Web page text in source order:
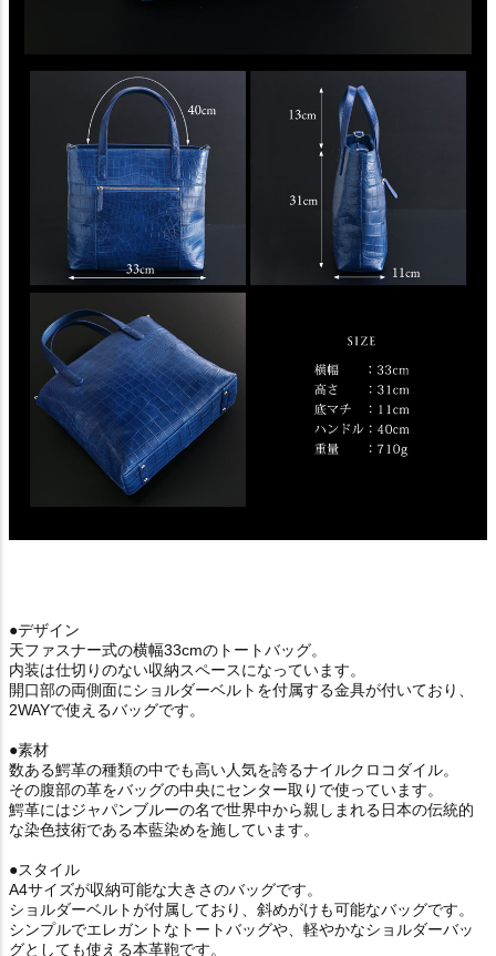
●デザイン
天ファスナー式の横幅33cmのトートバッグ。
内装は仕切りのない収納スペースになっています。
開口部の両側面にショルダーベルトを付属する金具が付いており、
2WAYで使えるバッグです。
●素材
数ある鰐革の種類の中でも高い人気を誇るナイルクロコダイル。
その腹部の革をバッグの中央にセンター取りで使っています。
鰐革にはジャパンブルーの名で世界中から親しまれる日本の伝統的
な染色技術である本藍染めを施しています。
●スタイル
A4サイズが収納可能な大きさのバッグです。
ショルダーベルトが付属しており、斜めがけも可能なバッグです。
シンプルでエレガントなトートバッグや、軽やかなショルダーバッ
グとしても使える本革鞄です。